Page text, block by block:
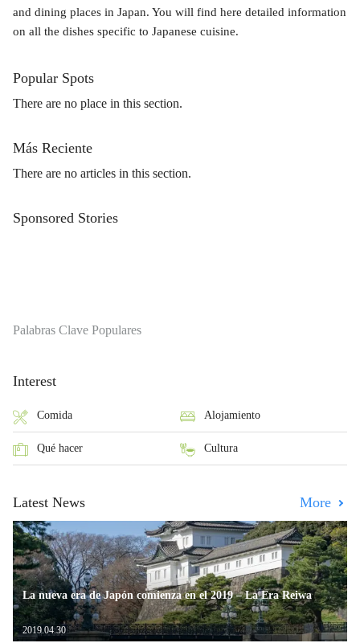
and dining places in Japan. You will find here detailed information
on all the dishes specific to Japanese cuisine.
Popular Spots
There are no place in this section.
Más Reciente
There are no articles in this section.
Sponsored Stories
Palabras Clave Populares
Interest
Comida Alojamiento
Qué hacer Cultura
Latest News More
La nueva era de Japón comienza en el 2019 – La Era Reiwa
2019.04.30